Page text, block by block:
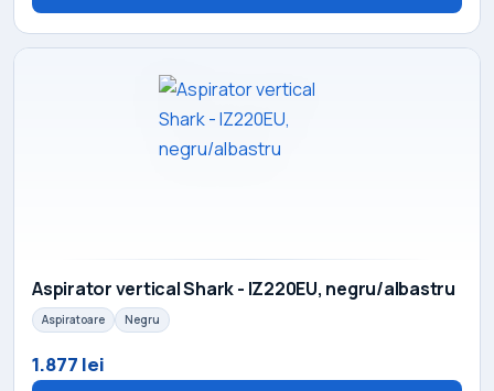
Aspirator vertical Shark - IZ220EU, negru/albastru
Aspiratoare Negru
1.877 lei